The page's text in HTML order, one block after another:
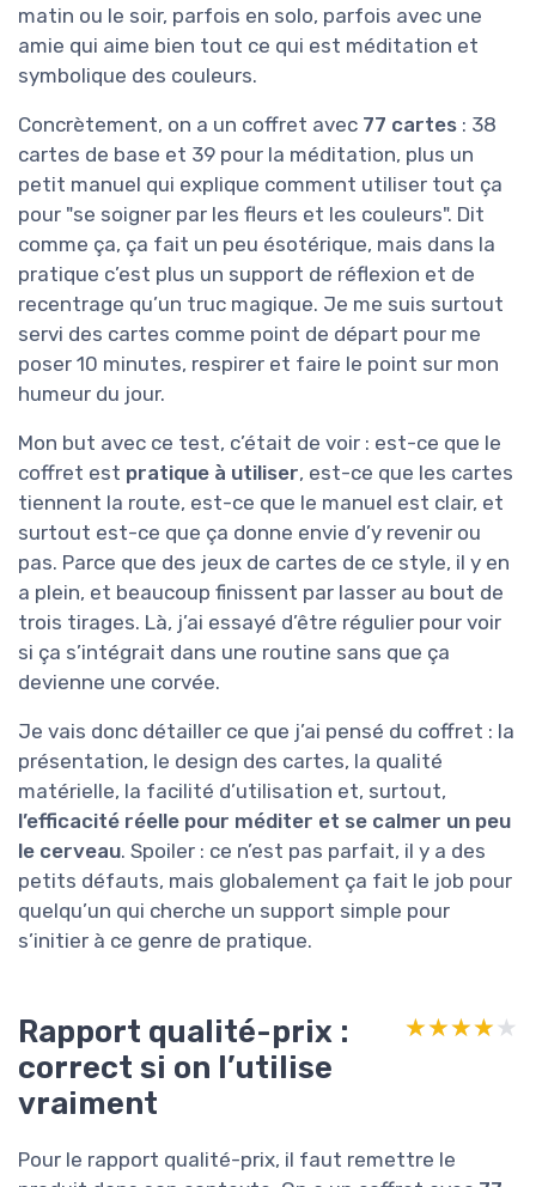
matin ou le soir, parfois en solo, parfois avec une
amie qui aime bien tout ce qui est méditation et
symbolique des couleurs.
Concrètement, on a un coffret avec 77 cartes : 38
cartes de base et 39 pour la méditation, plus un
petit manuel qui explique comment utiliser tout ça
pour "se soigner par les fleurs et les couleurs". Dit
comme ça, ça fait un peu ésotérique, mais dans la
pratique c’est plus un support de réflexion et de
recentrage qu’un truc magique. Je me suis surtout
servi des cartes comme point de départ pour me
poser 10 minutes, respirer et faire le point sur mon
humeur du jour.
Mon but avec ce test, c’était de voir : est-ce que le
coffret est pratique à utiliser, est-ce que les cartes
tiennent la route, est-ce que le manuel est clair, et
surtout est-ce que ça donne envie d’y revenir ou
pas. Parce que des jeux de cartes de ce style, il y en
a plein, et beaucoup finissent par lasser au bout de
trois tirages. Là, j’ai essayé d’être régulier pour voir
si ça s’intégrait dans une routine sans que ça
devienne une corvée.
Je vais donc détailler ce que j’ai pensé du coffret : la
présentation, le design des cartes, la qualité
matérielle, la facilité d’utilisation et, surtout,
l’efficacité réelle pour méditer et se calmer un peu
le cerveau. Spoiler : ce n’est pas parfait, il y a des
petits défauts, mais globalement ça fait le job pour
quelqu’un qui cherche un support simple pour
s’initier à ce genre de pratique.
Rapport qualité-prix :
correct si on l’utilise
vraiment
★★★★★
★★★★★
Pour le rapport qualité-prix, il faut remettre le